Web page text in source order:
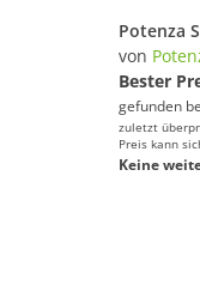
von
Bester
gefunden
zuletzt
Preis kann
Keine